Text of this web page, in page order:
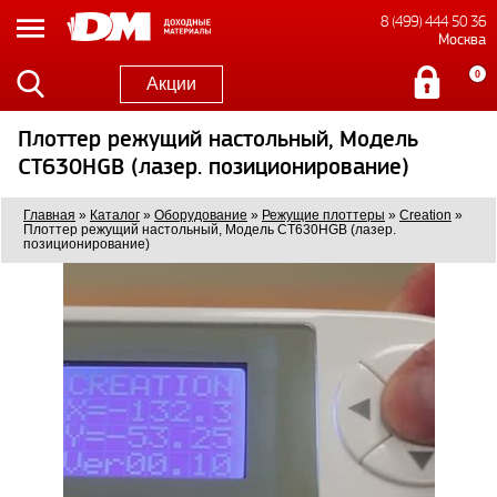
8 (499) 444 50 36
Москва
Акции 0
Плоттер режущий настольный, Модель
CT630HGB (лазер. позиционирование)
Главная » Каталог » Оборудование » Режущие плоттеры » Creation »
Плоттер режущий настольный, Модель CT630HGB (лазер.
позиционирование)